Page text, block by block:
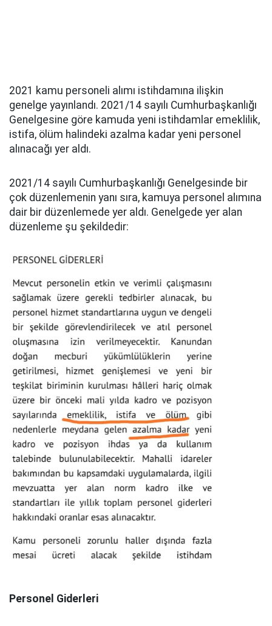
2021 kamu personeli alımı istihdamına ilişkin
genelge yayınlandı. 2021/14 sayılı Cumhurbaşkanlığı
Genelgesine göre kamuda yeni istihdamlar emeklilik,
istifa, ölüm halindeki azalma kadar yeni personel
alınacağı yer aldı.
2021/14 sayılı Cumhurbaşkanlığı Genelgesinde bir
çok düzenlemenin yanı sıra, kamuya personel alımına
dair bir düzenlemede yer aldı. Genelgede yer alan
düzenleme şu şekildedir:
Personel Giderleri